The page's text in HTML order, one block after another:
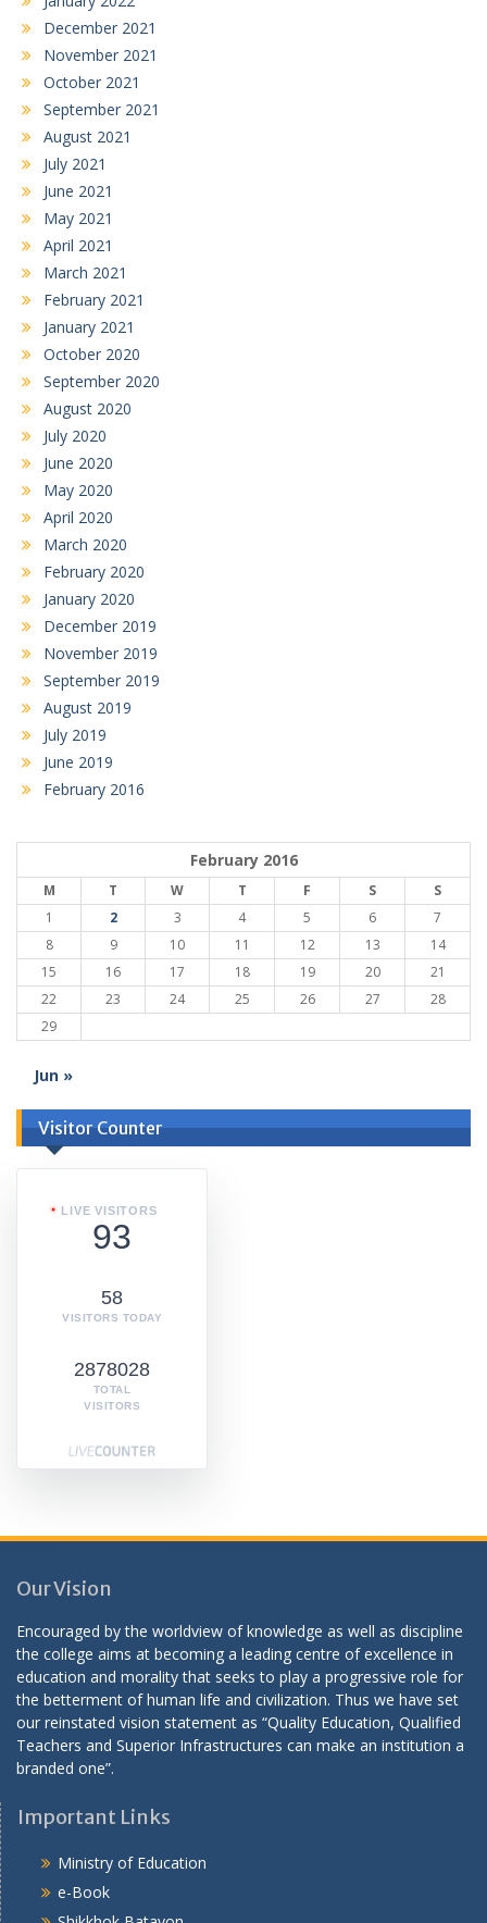
December 2021
November 2021
October 2021
September 2021
August 2021
July 2021
June 2021
May 2021
April 2021
March 2021
February 2021
January 2021
October 2020
September 2020
August 2020
July 2020
June 2020
May 2020
April 2020
March 2020
February 2020
January 2020
December 2019
November 2019
September 2019
August 2019
July 2019
June 2019
February 2016
February 2016
M T W T F S
S
1
2 3 4 5 6
7
8
9 10 11 12 13
14
15
16 17 18 19 20
21
22
23 24 25 26 27
28
29
Jun »
Visitor Counter
LIVE VISITORS
93
58
VISITORS TODAY
2878028
TOTAL
VISITORS
Our Vision
Encouraged by the worldview of knowledge as well as discipline
the college aims at becoming a leading centre of excellence in
education and morality that seeks to play a progressive role for
the betterment of human life and civilization. Thus we have set
our reinstated vision statement as “Quality Education, Qualified
Teachers and Superior Infrastructures can make an institution a
branded one”.
Important Links
Ministry of Education
e-Book